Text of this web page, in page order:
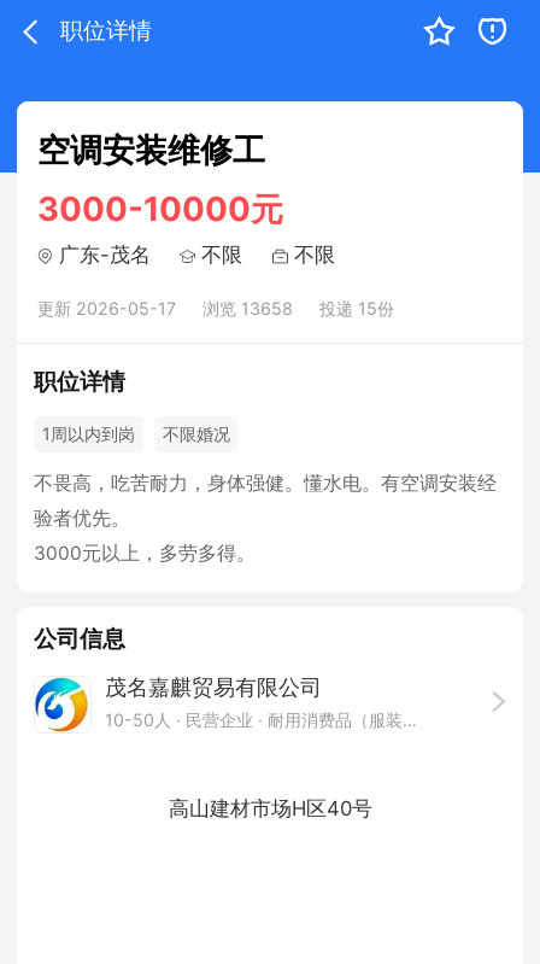
职位详情
空调安装维修工
3000-10000元
广东-茂名 不限 不限
更新 2026-05-17 浏览 13658 投递 15份
职位详情
1周以内到岗 不限婚况
不畏高，吃苦耐力，身体强健。懂水电。有空调安装经
验者优先。
3000元以上，多劳多得。
公司信息
茂名嘉麒贸易有限公司
10-50人 · 民营企业 · 耐用消费品（服装服饰/纺织/家具/家电）
高山建材市场H区40号